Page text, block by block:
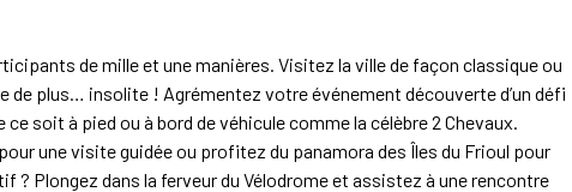
de mille et une manières. Visitez la ville de façon classique ou
de plus… insolite ! Agrémentez votre événement découverte d’un défi
soit à pied ou à bord de véhicule comme la célèbre 2 Chevaux.
une visite guidée ou profitez du panamora des Îles du Frioul pour
Plongez dans la ferveur du Vélodrome et assistez à une rencontre